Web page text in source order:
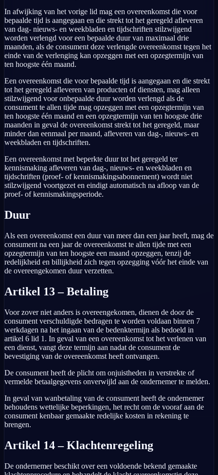
In afwijking van het vorige lid mag een overeenkomst die voor
bepaalde tijd is aangegaan en die strekt tot het geregeld afleveren
van dag- nieuws- en weekbladen en tijdschriften stilzwijgend
worden verlengd voor een bepaalde duur van maximaal drie
maanden, als de consument deze verlengde overeenkomst tegen het
einde van de verlenging kan opzeggen met een opzegtermijn van
ten hoogste één maand.
Een overeenkomst die voor bepaalde tijd is aangegaan en die strekt
tot het geregeld afleveren van producten of diensten, mag alleen
stilzwijgend voor onbepaalde duur worden verlengd als de
consument te allen tijde mag opzeggen met een opzegtermijn van
ten hoogste één maand en een opzegtermijn van ten hoogste drie
maanden in geval de overeenkomst strekt tot het geregeld, maar
minder dan eenmaal per maand, afleveren van dag-, nieuws- en
weekbladen en tijdschriften.
Een overeenkomst met beperkte duur tot het geregeld ter
kennismaking afleveren van dag-, nieuws- en weekbladen en
tijdschriften (proef- of kennismakingsabonnement) wordt niet
stilzwijgend voortgezet en eindigt automatisch na afloop van de
proef- of kennismakingsperiode.
Duur
Als een overeenkomst een duur van meer dan een jaar heeft, mag de
consument na een jaar de overeenkomst te allen tijde met een
opzegtermijn van ten hoogste een maand opzeggen, tenzij de
redelijkheid en billijkheid zich tegen opzegging vóór het einde van
de overeengekomen duur verzetten.
Artikel 13 – Betaling
Voor zover niet anders is overeengekomen, dienen de door de
consument verschuldigde bedragen te worden voldaan binnen 7
werkdagen na het ingaan van de bedenktermijn als bedoeld in
artikel 6 lid 1. In geval van een overeenkomst tot het verlenen van
een dienst, vangt deze termijn aan nadat de consument de
bevestiging van de overeenkomst heeft ontvangen.
De consument heeft de plicht om onjuistheden in verstrekte of
vermelde betaalgegevens onverwijld aan de ondernemer te melden.
In geval van wanbetaling van de consument heeft de ondernemer
behoudens wettelijke beperkingen, het recht om de vooraf aan de
consument kenbaar gemaakte redelijke kosten in rekening te
brengen.
Artikel 14 – Klachtenregeling
De ondernemer beschikt over een voldoende bekend gemaakte